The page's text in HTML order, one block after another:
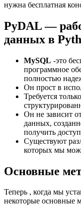
нужна бесплатная
PyDAL —
данных в
MySQL -это
программное
полностью
Он прост в
Требуется
Он не зависит
данных,
получить
Существуют
которых мы
Основные
Теперь , когда мы
некоторые основные